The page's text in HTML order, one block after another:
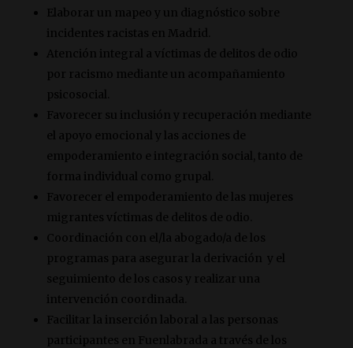
Elaborar un mapeo y un diagnóstico sobre
incidentes racistas en Madrid.
Atención integral a víctimas de delitos de odio
por racismo mediante un acompañamiento
psicosocial.
Favorecer su inclusión y recuperación mediante
el apoyo emocional y las acciones de
empoderamiento e integración social, tanto de
forma individual como grupal.
Favorecer el empoderamiento de las mujeres
migrantes víctimas de delitos de odio.
Coordinación con el/la abogado/a de los
programas para asegurar la derivación y el
seguimiento de los casos y realizar una
intervención coordinada.
Facilitar la inserción laboral a las personas
participantes en Fuenlabrada a través de los